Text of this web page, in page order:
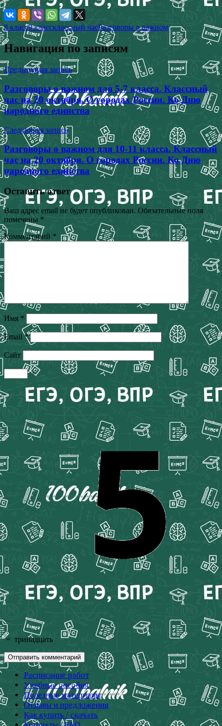
8 класс9 классклассный часРазговоры о важном
Навигация по записям
Предыдущая запись
Разговоры о важном для 5-7 класса. Классный
час на 20 октября. О городах России. Ко Дню
народного единства
Следующая запись
Разговоры о важном для 10-11 класса. Классный
час на 20 октября. О городах России. Ко Дню
народного единства
Оставить ответ
Ваш адрес email не будет опубликован. Обязательные поля
помечены *
Комментарий *
Имя *
Email*
Сайт
+
= тринадцать
Расписание работ
Учебные пособия
Полезные материалы
Отзывы и предложения
Как купить / скачать